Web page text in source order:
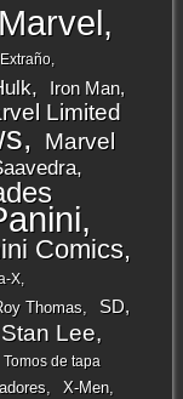
Iron Man
Limited
Marvel
Comics
X
Thomas SD
Stan Lee
Tomos de tapa
X-Men